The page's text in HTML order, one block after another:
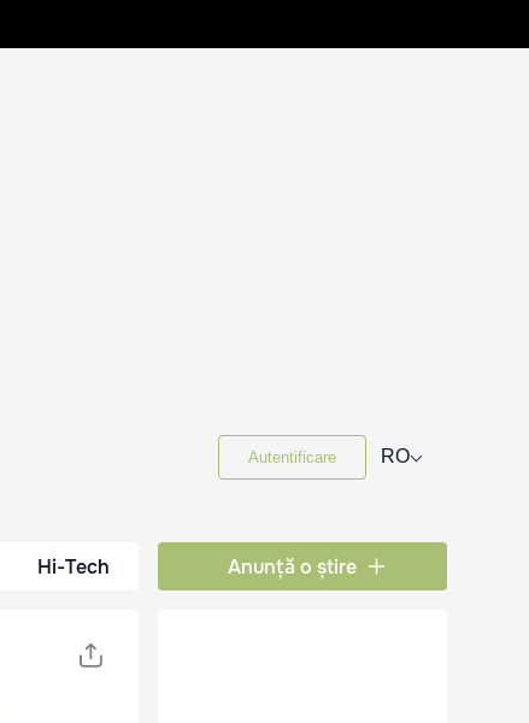
Autentificare RO⌵
Hi-Tech Anunță o știre